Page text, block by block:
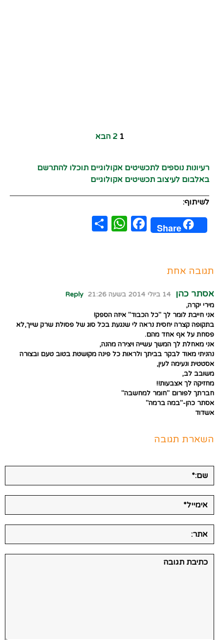
1
2 הבא
רעיונות נוספים לתכשיטים אקולוגיים תוכלו להתרשם
באלבום לעיצוב תכשיטים אקולוגיים
לשיתוף:
Share
Facebook
WhatsApp
תגובה אחת
אסתר כהן 14 ביולי 2014 בשעה 21:26
Reply
מירי יקרה,
אני חייבת לומר לך "כל הכבוד" איזה הספק!
בתקופה קצרה יחסית נראה לי שנגעת בכל סוג של פסולת שרק שייך,לא
פסחת על אף אחד מהם.
אני מאחלת לך המשך עשייה ויצירה מהנה,
נהניתי מאוד לבקר בביתך ולראות כל פינה מקושטת בטוב טעם ובצורה
אסטטית ונעימה לעין,
משובב לב,
מחזיקה לך אצבעות!!
חברתך לפורום "חומר למחשבה"
אסתר כהן-"במה ברמה"
אשדוד
השארת תגובה
שם:*
אימייל*
אתר:
תגובה: